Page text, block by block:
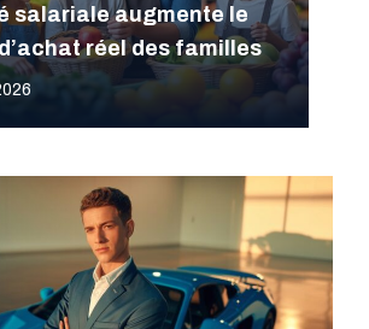
salariale augmente le
réel des familles